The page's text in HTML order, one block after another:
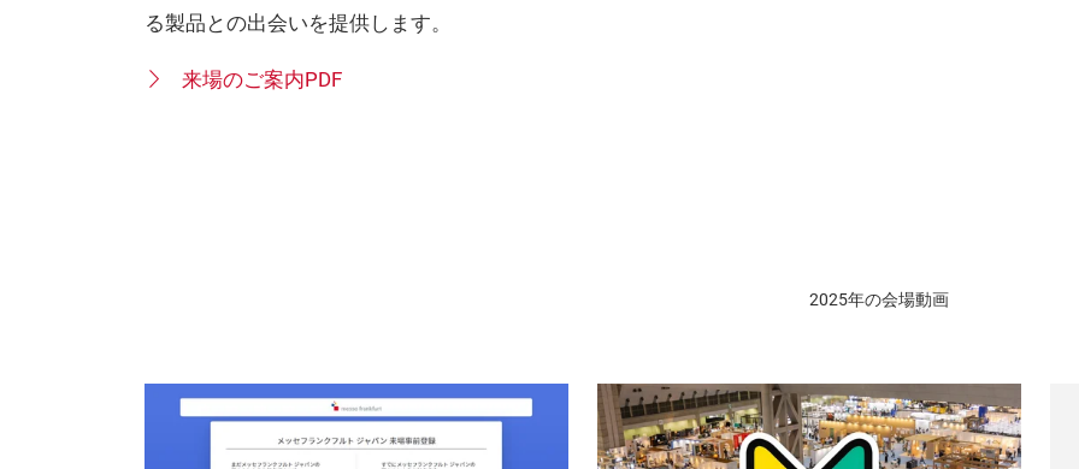
2025年の会場動画
る製品との出会いを提供します。
来場のご案内PDF